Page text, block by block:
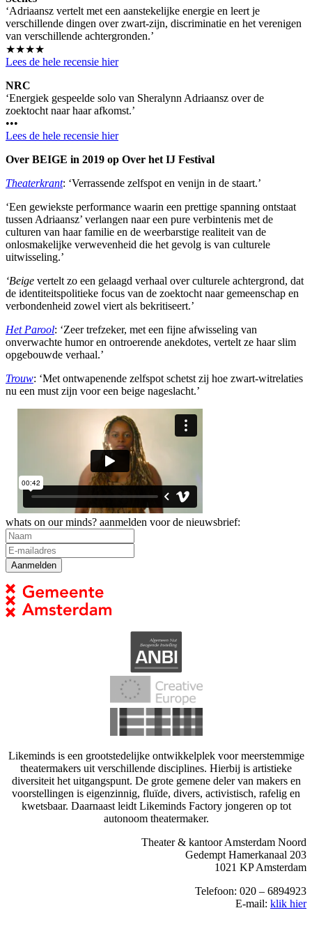
‘Adriaansz vertelt met een aanstekelijke energie en leert je
verschillende dingen over zwart-zijn, discriminatie en het verenigen
van verschillende achtergronden.’
★★★★
Lees de hele recensie hier
NRC
‘Energiek gespeelde solo van Sheralynn Adriaansz over de
zoektocht naar haar afkomst.’
•••
Lees de hele recensie hier
Over BEIGE in 2019 op Over het IJ Festival
Theaterkrant: ‘Verrassende zelfspot en venijn in de staart.’
‘Een gewiekste performance waarin een prettige spanning ontstaat
tussen Adriaansz’ verlangen naar een pure verbintenis met de
culturen van haar familie en de weerbarstige realiteit van de
onlosmakelijke verwevenheid die het gevolg is van culturele
uitwisseling.’
‘Beige vertelt zo een gelaagd verhaal over culturele achtergrond, dat
de identiteitspolitieke focus van de zoektocht naar gemeenschap en
verbondenheid zowel viert als bekritiseert.’
Het Parool: ‘Zeer trefzeker, met een fijne afwisseling van
onverwachte humor en ontroerende anekdotes, vertelt ze haar slim
opgebouwde verhaal.’
Trouw: ‘Met ontwapenende zelfspot schetst zij hoe zwart-witrelaties
nu een must zijn voor een beige nageslacht.’
whats on our minds? aanmelden voor de nieuwsbrief:
Likeminds is een grootstedelijke ontwikkelplek voor meerstemmige
theatermakers uit verschillende disciplines. Hierbij is artistieke
diversiteit het uitgangspunt. De grote gemene deler van makers en
voorstellingen is eigenzinnig, fluïde, divers, activistisch, rafelig en
kwetsbaar. Daarnaast leidt Likeminds Factory jongeren op tot
autonoom theatermaker.
Theater & kantoor Amsterdam Noord
Gedempt Hamerkanaal 203
1021 KP Amsterdam
Telefoon: 020 – 6894923
E-mail: klik hier